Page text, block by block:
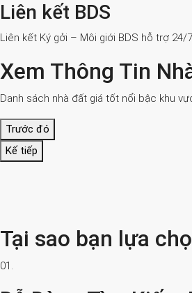
Liên kết BDS
Liên kết Ký gởi – Môi giới BDS hỗ trợ 24/
Xem Thông Tin
Danh sách nhà đất giá tốt nổi bậc khu
Trước đó
Kế tiếp
Tại sao bạn lựa
01.